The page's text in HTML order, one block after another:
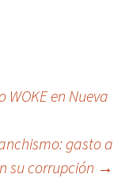
en Nueva
gasto a
su corrupción →